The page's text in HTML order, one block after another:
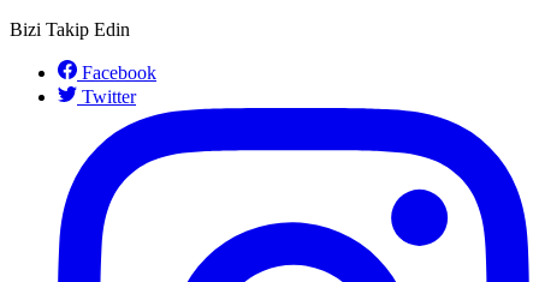
Bizi Takip Edin
Facebook
Twitter